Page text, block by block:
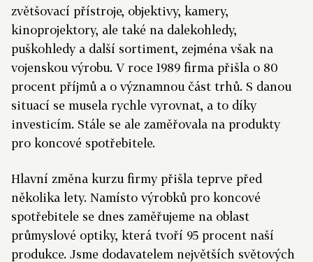
zvětšovací přístroje, objektivy, kamery,
kinoprojektory, ale také na dalekohledy,
puškohledy a další sortiment, zejména však na
vojenskou výrobu. V roce 1989 firma přišla o 80
procent příjmů a o významnou část trhů. S danou
situací se musela rychle vyrovnat, a to díky
investicím. Stále se ale zaměřovala na produkty
pro koncové spotřebitele.
Hlavní změna kurzu firmy přišla teprve před
několika lety. Namísto výrobků pro koncové
spotřebitele se dnes zaměřujeme na oblast
průmyslové optiky, která tvoří 95 procent naší
produkce. Jsme dodavatelem největších světových